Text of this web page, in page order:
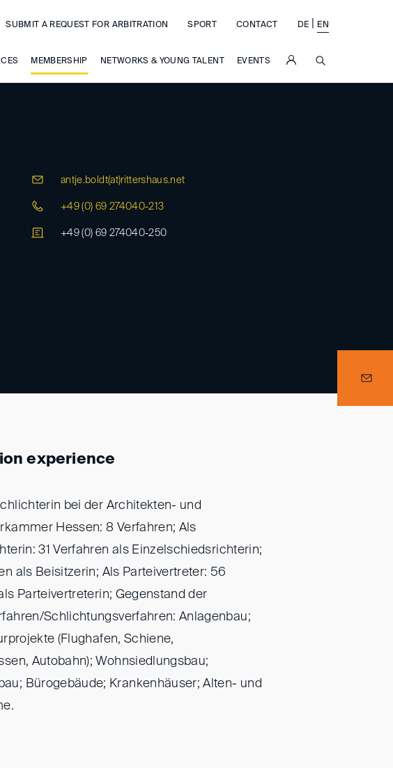
MEMBERSHIP NETWORKS & YOUNG TALENT EVENTS
SUBMIT A REQUEST FOR ARBITRATION SPORT CONTACT DE EN
antje.boldt(at)rittershaus.net
+49 (0) 69 274040-213
+49 (0) 69 274040-250
experience
bei der Architekten- und
Hessen: 8 Verfahren; Als
31 Verfahren als Einzelschiedsrichterin;
als Beisitzerin; Als Parteivertreter: 56
Parteivertreterin; Gegenstand der
Schlichtungsverfahren: Anlagenbau;
(Flughafen, Schiene,
Autobahn); Wohnsiedlungsbau;
Bürogebäude; Krankenhäuser; Alten- und